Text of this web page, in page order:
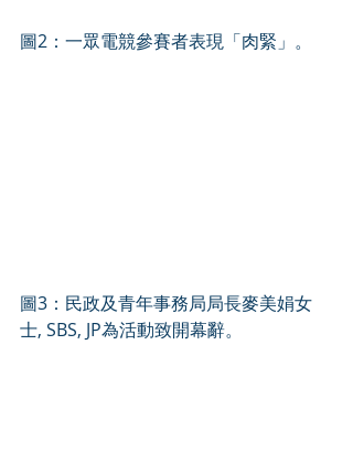
圖2：一眾電競參賽者表現「肉緊」。
圖3：民政及青年事務局局長麥美娟女
士, SBS, JP為活動致開幕辭。